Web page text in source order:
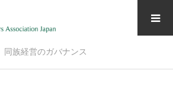
同族経営のガバナンス